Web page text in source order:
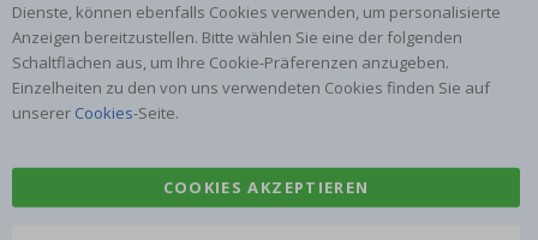
Dienste, können ebenfalls Cookies verwenden, um personalisierte
Anzeigen bereitzustellen. Bitte wählen Sie eine der folgenden
Schaltflächen aus, um Ihre Cookie-Präferenzen anzugeben.
Einzelheiten zu den von uns verwendeten Cookies finden Sie auf
unserer Cookies-Seite.
COOKIES AKZEPTIEREN